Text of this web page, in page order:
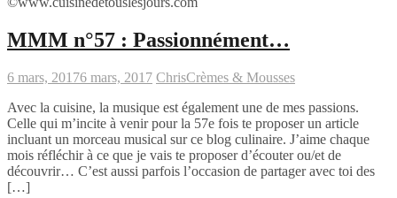
MMM n°57 : Passionnément…
6 mars, 20176 mars, 2017 ChrisCrèmes & Mousses
Avec la cuisine, la musique est également une de mes passions.
Celle qui m’incite à venir pour la 57e fois te proposer un article
incluant un morceau musical sur ce blog culinaire. J’aime chaque
mois réfléchir à ce que je vais te proposer d’écouter ou/et de
découvrir… C’est aussi parfois l’occasion de partager avec toi des
[…]